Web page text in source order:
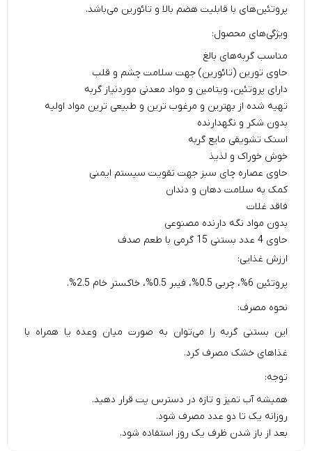
پروتئین‌های با قابلیت هضم بالا و تائورین می‌باشد.
ویژگی‌های محصول:
مناسب گربه‌های بالغ
حاوی تورین (تائورین) جهت سلامت چشم و قلب
دارای پروتئین، ویتامین و مواد معدنی موردنیاز گربه
تهیه شده از بهترین و مرغوب ترین و طبیعی ترین مواد اولیه
بدون شکر و نگهدارنده
اسنک تشویقی مایع گربه
خوش خوراک و لذیذ
حاوی عصاره چای سبز جهت تقویت سیستم ایمنی
کمک به سلامت دهان و دندان
فاقد غلات
بدون مواد نگه دارنده مصنوعی
حاوی 4 عدد بستنی 15 گرمی با طعم صدف
ارزش غذایی:
پروتئین 6%، چربی 0.5%، فیبر 0.5%، خاکستر خام 2.5%.
نحوه مصرف:
این بستنی گربه را می‌توان به صورت میان وعده یا همراه با
غذاهای خشک مصرف کرد.
توجه:
همیشه آب تمیز و تازه در دسترس پت قرار دهید.
روزانه یک تا دو عدد مصرف شود.
بعد از باز شدن ظرف یک روز استفاده شود.